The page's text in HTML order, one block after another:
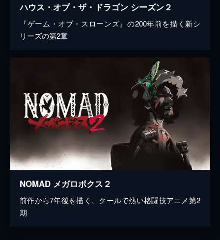
ハウス・オブ・ザ・ドラゴン シーズン２
『ゲーム・オブ・スローンズ』の200年前を描く新シ
リーズの第2章
NOMAD メガロボクス２
前作から7年後を描く、クールで熱い格闘技アニメ第2
期